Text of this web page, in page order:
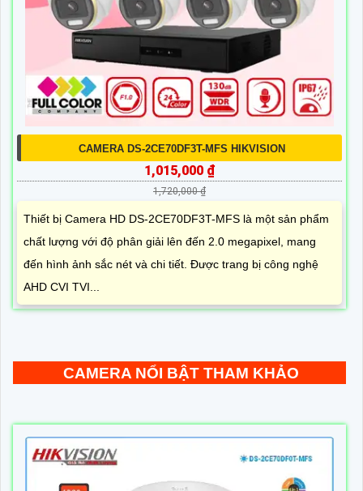
CAMERA DS-2CE70DF3T-MFS HIKVISION
1,015,000 ₫
1,720,000 ₫
Thiết bị Camera HD DS-2CE70DF3T-MFS là một sản phẩm
chất lượng với độ phân giải lên đến 2.0 megapixel, mang
đến hình ảnh sắc nét và chi tiết. Được trang bị công nghệ
AHD CVI TVI...
CAMERA NỔI BẬT THAM KHẢO